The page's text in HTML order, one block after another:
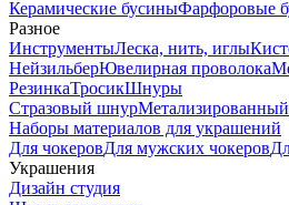
Керамические бусиныФарфоровые
Разное
ИнструментыЛеска, нить, иглы
НейзильберЮвелирная проволока
РезинкаТросикШнуры
Стразовый шнур
Наборы материалов для украшений
Для чокеровДля мужских чокеров
Украшения
Дизайн студия